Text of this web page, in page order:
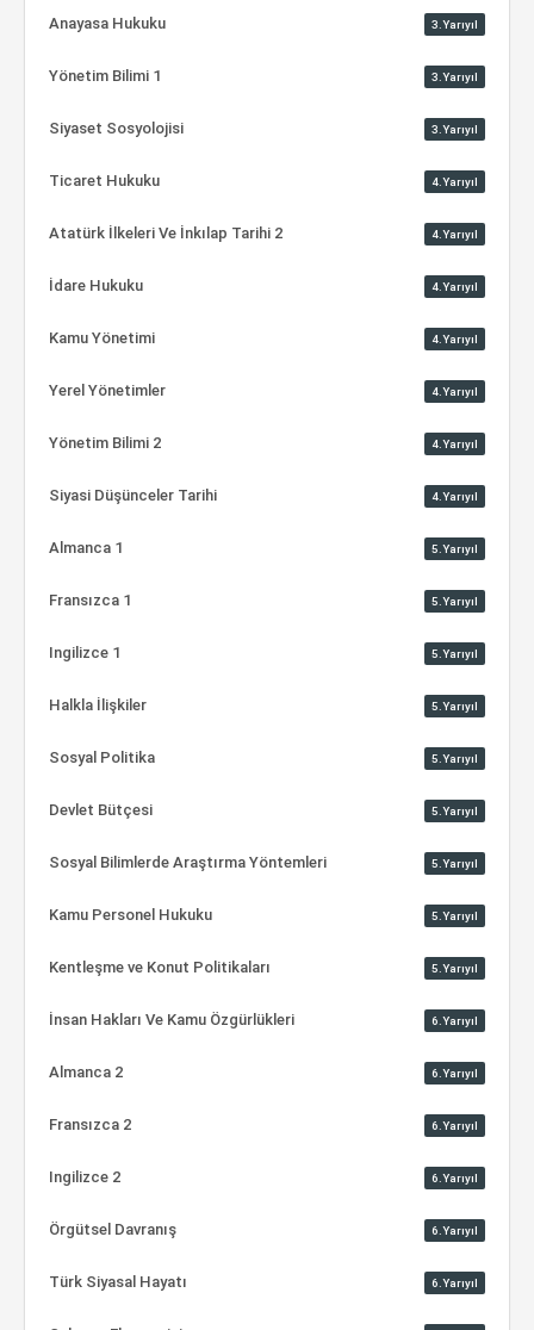
Anayasa Hukuku 3.Yarıyıl
Yönetim Bilimi 1 3.Yarıyıl
Siyaset Sosyolojisi 3.Yarıyıl
Ticaret Hukuku 4.Yarıyıl
Atatürk İlkeleri Ve İnkılap Tarihi 2 4.Yarıyıl
İdare Hukuku 4.Yarıyıl
Kamu Yönetimi 4.Yarıyıl
Yerel Yönetimler 4.Yarıyıl
Yönetim Bilimi 2 4.Yarıyıl
Siyasi Düşünceler Tarihi 4.Yarıyıl
Almanca 1 5.Yarıyıl
Fransızca 1 5.Yarıyıl
Ingilizce 1 5.Yarıyıl
Halkla İlişkiler 5.Yarıyıl
Sosyal Politika 5.Yarıyıl
Devlet Bütçesi 5.Yarıyıl
Sosyal Bilimlerde Araştırma Yöntemleri 5.Yarıyıl
Kamu Personel Hukuku 5.Yarıyıl
Kentleşme ve Konut Politikaları 5.Yarıyıl
İnsan Hakları Ve Kamu Özgürlükleri 6.Yarıyıl
Almanca 2 6.Yarıyıl
Fransızca 2 6.Yarıyıl
Ingilizce 2 6.Yarıyıl
Örgütsel Davranış 6.Yarıyıl
Türk Siyasal Hayatı 6.Yarıyıl